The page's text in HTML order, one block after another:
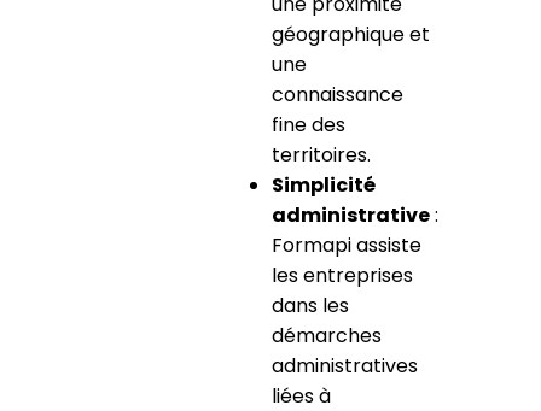
géographique et
une
connaissance
fine des
territoires.
Simplicité
administrative:
Formapi assiste
les entreprises
dans les
démarches
administratives
liées à